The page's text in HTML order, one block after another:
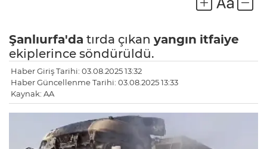
Şanlıurfa'da tırda çıkan yangın itfaiye
ekiplerince söndürüldü.
Haber Giriş Tarihi: 03.08.2025 13:32
Haber Güncellenme Tarihi: 03.08.2025 13:33
Kaynak: AA